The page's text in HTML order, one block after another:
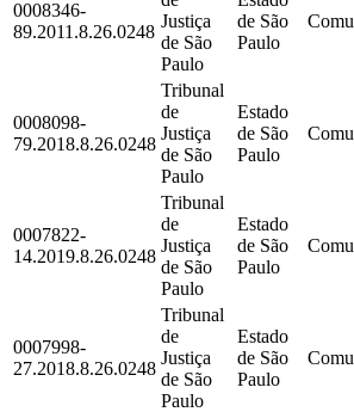
0008346-
89.2011.8.26.0248
Justiça
de São
Paulo
de São
Paulo
0008098-
79.2018.8.26.0248
Tribunal
de
Justiça
de São
Paulo
Estado
de São
Paulo
0007822-
14.2019.8.26.0248
Tribunal
de
Justiça
de São
Paulo
Estado
de São
Paulo
0007998-
27.2018.8.26.0248
Tribunal
de
Justiça
de São
Paulo
Estado
de São
Paulo